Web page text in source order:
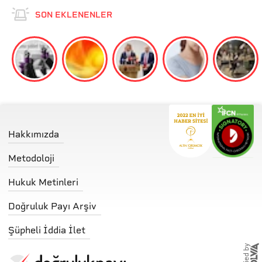
SON EKLENENLER
Hakkımızda
Metodoloji
Hukuk Metinleri
Doğruluk Payı Arşiv
Şüpheli İddia İlet